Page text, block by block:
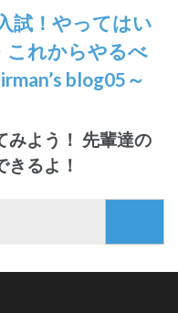
試！やってはい
これからやるべ
blog05～
みよう！ 先輩達の
るよ！